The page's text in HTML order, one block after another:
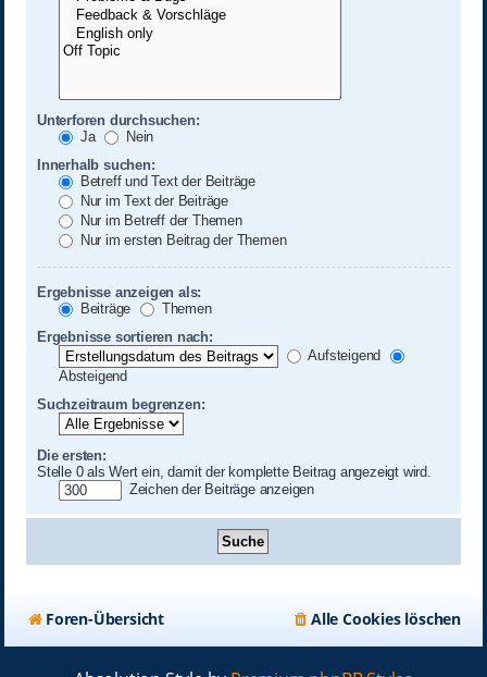
Unterforen durchsuchen:
Ja
Nein
Innerhalb suchen:
Betreff und Text der Beiträge
Nur im Text der Beiträge
Nur im Betreff der Themen
Nur im ersten Beitrag der Themen
Ergebnisse anzeigen als:
Beiträge
Themen
Ergebnisse sortieren nach:
Aufsteigend
Absteigend
Suchzeitraum begrenzen:
Die ersten:
Stelle 0 als Wert ein, damit der komplette Beitrag angezeigt wird.
Zeichen der Beiträge anzeigen
Foren-Übersicht Alle Cookies löschen